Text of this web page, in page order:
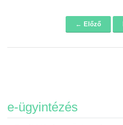
← Előző
e-ügyintézés